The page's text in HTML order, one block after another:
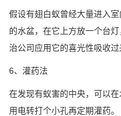
假设有翅白蚁曾经大量进入
的水盆，在它上方放一个台
治公司应用它的喜光性吸收
6、灌药法
在发现有蚁害的中央，可以
用电转打个小孔再定期灌药。